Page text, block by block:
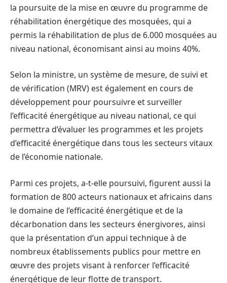
la poursuite de la mise en œuvre du programme de
réhabilitation énergétique des mosquées, qui a
permis la réhabilitation de plus de 6.000 mosquées au
niveau national, économisant ainsi au moins 40%.
Selon la ministre, un système de mesure, de suivi et
de vérification (MRV) est également en cours de
développement pour poursuivre et surveiller
l’efficacité énergétique au niveau national, ce qui
permettra d’évaluer les programmes et les projets
d’efficacité énergétique dans tous les secteurs vitaux
de l’économie nationale.
Parmi ces projets, a-t-elle poursuivi, figurent aussi la
formation de 800 acteurs nationaux et africains dans
le domaine de l’efficacité énergétique et de la
décarbonation dans les secteurs énergivores, ainsi
que la présentation d’un appui technique à de
nombreux établissements publics pour mettre en
œuvre des projets visant à renforcer l’efficacité
énergétique de leur flotte de transport.